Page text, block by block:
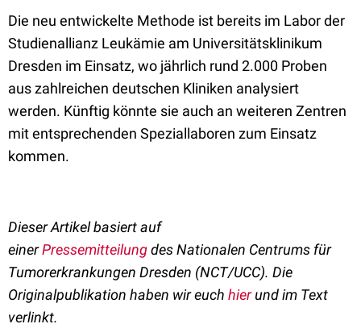
Die neu entwickelte Methode ist bereits im Labor der
Studienallianz Leukämie am Universitätsklinikum
Dresden im Einsatz, wo jährlich rund 2.000 Proben
aus zahlreichen deutschen Kliniken analysiert
werden. Künftig könnte sie auch an weiteren Zentren
mit entsprechenden Speziallaboren zum Einsatz
kommen.
Dieser Artikel basiert auf
einerPressemitteilungdesNationalen Centrums für
Tumorerkrankungen Dresden (NCT/UCC). Die
Originalpublikation haben wir euch hierund im Text
verlinkt.